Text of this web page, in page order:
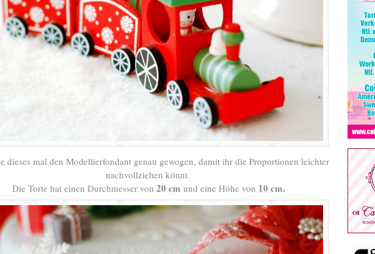
dieses mal den Modellierfondant genau gewogen, damit ihr die Proportionen leichter
nachvollziehen könnt.
Die Torte hat einen Durchmesser von 20 cm und eine Höhe von 10 cm.